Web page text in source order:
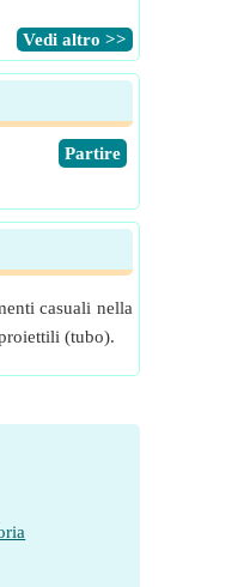
​Vedi altro >>
​Partire
casuali nella
(tubo).